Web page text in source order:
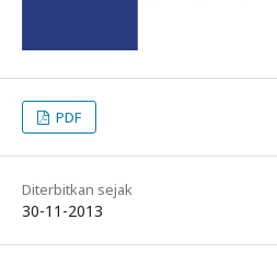
PDF
Diterbitkan sejak
30-11-2013